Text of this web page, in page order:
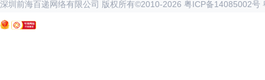
深圳前海百递网络有限公司 版权所有©2010-2026 粤ICP备14085002号